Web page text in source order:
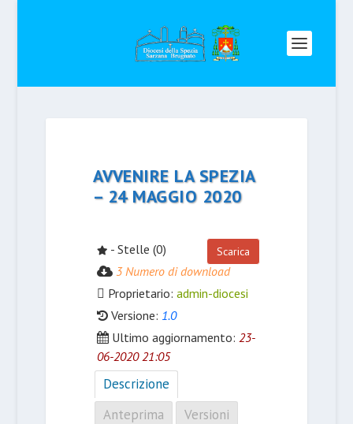
AVVENIRE LA SPEZIA
– 24 MAGGIO 2020
Scarica
- Stelle (0)
3 Numero di download
Proprietario: admin-diocesi
Versione: 1.0
Ultimo aggiornamento: 23-
06-2020 21:05
Descrizione
Anteprima
Versioni